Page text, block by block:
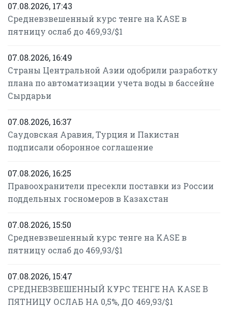
07.08.2026, 17:43
Средневзвешенный курс тенге на KASE в
пятницу ослаб до 469,93/$1
07.08.2026, 16:49
Страны Центральной Азии одобрили разработку
плана по автоматизации учета воды в бассейне
Сырдарьи
07.08.2026, 16:37
Саудовская Аравия, Турция и Пакистан
подписали оборонное соглашение
07.08.2026, 16:25
Правоохранители пресекли поставки из России
поддельных госномеров в Казахстан
07.08.2026, 15:50
Средневзвешенный курс тенге на KASE в
пятницу ослаб до 469,93/$1
07.08.2026, 15:47
СРЕДНЕВЗВЕШЕННЫЙ КУРС ТЕНГЕ НА KASE В
ПЯТНИЦУ ОСЛАБ НА 0,5%, ДО 469,93/$1